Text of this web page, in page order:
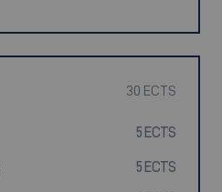
30 ECTS
5 ECTS
5 ECTS